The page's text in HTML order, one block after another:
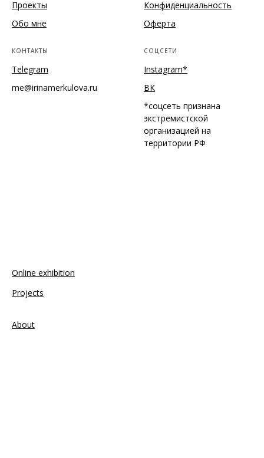
Проекты
Обо мне
Конфиденциальность
Оферта
КОНТАКТЫ
Telegram
me@irinamerkulova.ru
СОЦСЕТИ
Instagram*
ВК
*соцсеть признана
экстремистской
организацией на
территории РФ
Online exhibition
Projects
About